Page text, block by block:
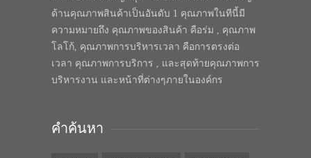
ด้านคุณภาพสินค้าเป็นอันดับ 1 คุณภาพในทีนี้มี
ความหมายถึง คุณภาพของสินค้า คือร่ม , คุณภาพ
โลโก้, คุณภาพการบริหารเวลา คือการตรงต่อ
เวลา คุณภาพการบริการ , และสุดท้ายคุณภาพการ
บริหารงาน และหน้าที่ต่างๆภายในองค์กร
คำค้นหา